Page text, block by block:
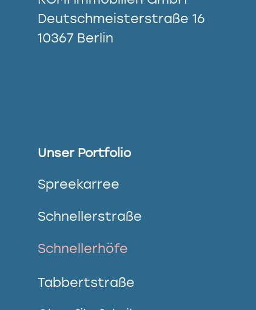
Deutschmeisterstraße 16
10367 Berlin
Unser Portfolio
Spreekarree
Schnellerstraße
Schnellerhöfe
Tabbertstraße